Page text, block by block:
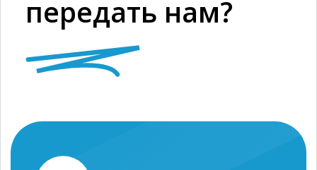
Мы сможем быстро (до 1